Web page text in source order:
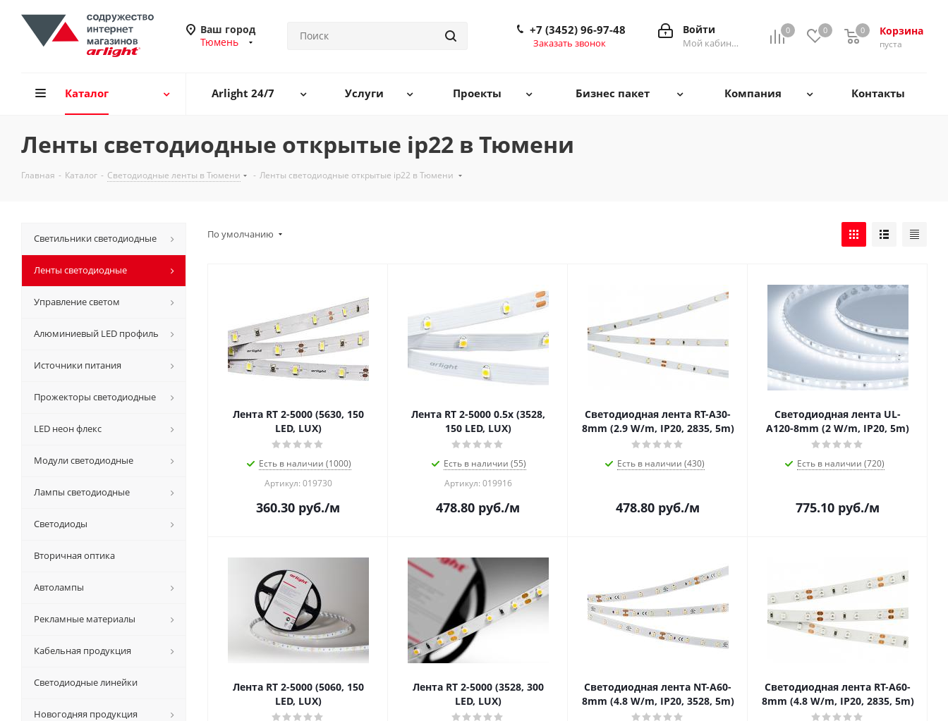
Ваш город
Тюмень
0 0 Корзина
0
пуста
0
Войти
Мой кабинет
+7 (3452) 96-97-48
Заказать звонок
Каталог Arlight 24/7 Услуги Проекты Бизнес пакет Компания Контакты
Ленты светодиодные открытые ip22 в Тюмени
Главная - Каталог - Светодиодные ленты в Тюмени - Ленты светодиодные открытые ip22 в Тюмени
По умолчанию
Лента RT 2-5000 (5630, 150
LED, LUX)
Есть в наличии (1000)
Артикул: 019730
360.30 руб./м
Лента RT 2-5000 0.5x (3528,
150 LED, LUX)
Есть в наличии (55)
Артикул: 019916
478.80 руб./м
Светодиодная лента RT-A30-
8mm (2.9 W/m, IP20, 2835, 5m)
Есть в наличии (430)
478.80 руб./м
Светодиодная лента UL-
A120-8mm (2 W/m, IP20, 5m)
Есть в наличии (720)
775.10 руб./м
Лента RT 2-5000 (5060, 150
LED, LUX)
Лента RT 2-5000 (3528, 300
LED, LUX)
Светодиодная лента NT-A60-
8mm (4.8 W/m, IP20, 3528, 5m)
Светодиодная лента RT-A60-
8mm (4.8 W/m, IP20, 2835, 5m)
Светильники светодиодные
Ленты светодиодные
Управление светом
Алюминиевый LED профиль
Источники питания
Прожекторы светодиодные
LED неон флекс
Модули светодиодные
Лампы светодиодные
Светодиоды
Вторичная оптика
Автолампы
Рекламные материалы
Кабельная продукция
Светодиодные линейки
Новогодняя продукция